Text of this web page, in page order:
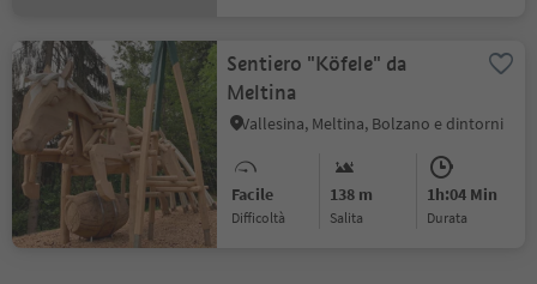
Sentiero "Köfele" da
Meltina
Vallesina, Meltina, Bolzano e dintorni
Facile
Difficoltà
138 m
Salita
1h:04 Min
durata